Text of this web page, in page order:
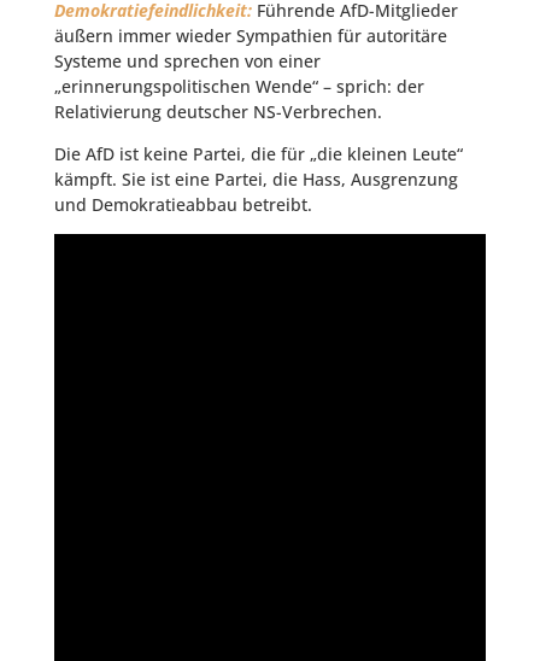
Demokratiefeindlichkeit:Führende AfD-Mitglieder
äußern immer wieder Sympathien für autoritäre
Systeme und sprechen von einer
„erinnerungspolitischen Wende“ – sprich: der
Relativierung deutscher NS-Verbrechen.
Die AfD ist keine Partei, die für „die kleinen Leute“
kämpft. Sie ist eine Partei, die Hass, Ausgrenzung
und Demokratieabbau betreibt.